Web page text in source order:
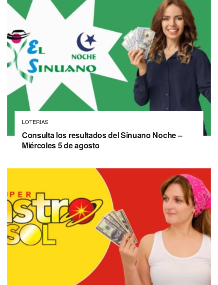
LOTERIAS
Consulta los resultados del Sinuano Noche –
Miércoles 5 de agosto